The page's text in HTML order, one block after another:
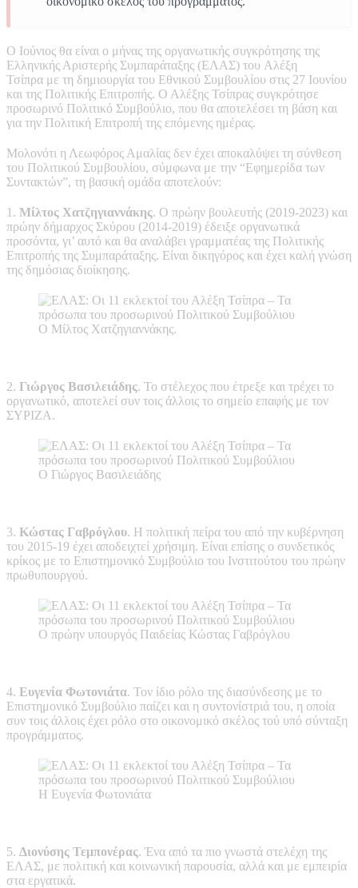
Ο Ιούνιος θα είναι ο μήνας της οργανωτικής συγκρότησης της
Ελληνικής Αριστερής Συμπαράταξης (ΕΛΑΣ) του Αλέξη
Τσίπρα με τη δημιουργία του Εθνικού Συμβουλίου στις 27 Ιουνίου
και της Πολιτικής Επιτροπής. Ο Αλέξης Τσίπρας συγκρότησε
προσωρινό Πολιτικό Συμβούλιο, που θα αποτελέσει τη βάση και
για την Πολιτική Επιτροπή της επόμενης ημέρας.
Μολονότι η Λεωφόρος Αμαλίας δεν έχει αποκαλύψει τη σύνθεση
του Πολιτικού Συμβουλίου, σύμφωνα με την “Εφημερίδα των
Συντακτών”, τη βασική ομάδα αποτελούν:
1. Μίλτος Χατζηγιαννάκης. Ο πρώην βουλευτής (2019-2023) και
πρώην δήμαρχος Σκύρου (2014-2019) έδειξε οργανωτικά
προσόντα, γι’ αυτό και θα αναλάβει γραμματέας της Πολιτικής
Επιτροπής της Συμπαράταξης. Είναι δικηγόρος και έχει καλή γνώση
της δημόσιας διοίκησης.
Ο Μίλτος Χατζηγιαννάκης.
2. Γιώργος Βασιλειάδης. Το στέλεχος που έτρεξε και τρέχει το
οργανωτικό, αποτελεί συν τοις άλλοις το σημείο επαφής με τον
ΣΥΡΙΖΑ.
Ο Γιώργος Βασιλειάδης
3. Κώστας Γαβρόγλου. Η πολιτική πείρα του από την κυβέρνηση
του 2015-19 έχει αποδειχτεί χρήσιμη. Είναι επίσης ο συνδετικός
κρίκος με το Επιστημονικό Συμβούλιο του Ινστιτούτου του πρώην
πρωθυπουργού.
Ο πρώην υπουργός Παιδείας Κώστας Γαβρόγλου
4. Ευγενία Φωτονιάτα. Τον ίδιο ρόλο της διασύνδεσης με το
Επιστημονικό Συμβούλιο παίζει και η συντονίστριά του, η οποία
συν τοις άλλοις έχει ρόλο στο οικονομικό σκέλος τού υπό σύνταξη
προγράμματος.
Η Ευγενία Φωτονιάτα
5. Διονύσης Τεμπονέρας. Ένα από τα πιο γνωστά στελέχη της
ΕΛΑΣ, με πολιτική και κοινωνική παρουσία, αλλά και με εμπειρία
στα εργατικά.